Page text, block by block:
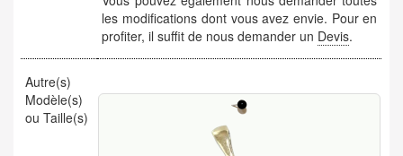
les modifications dont vous avez envie. Pour en
profiter, il suffit de nous demander un Devis.
Autre(s)
Modèle(s)
ou Taille(s)